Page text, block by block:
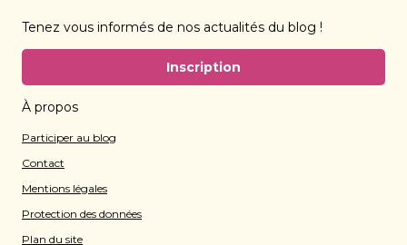
Tenez vous informés de nos actualités du blog !
Inscription
À propos
Participer au blog
Contact
Mentions légales
Protection des données
Plan du site